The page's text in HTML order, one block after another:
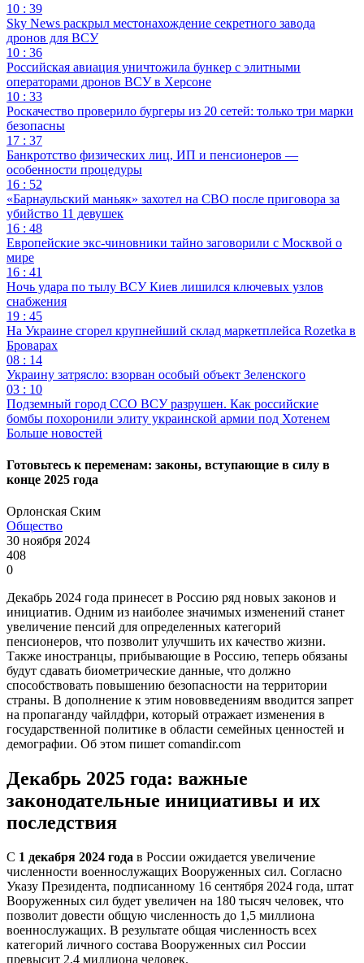
10 : 39
Sky News раскрыл местонахождение секретного завода
дронов для ВСУ
10 : 36
Российская авиация уничтожила бункер с элитными
операторами дронов ВСУ в Херсоне
10 : 33
Роскачество проверило бургеры из 20 сетей: только три марки
безопасны
17 : 37
Банкротство физических лиц, ИП и пенсионеров —
особенности процедуры
16 : 52
«Барнаульский маньяк» захотел на СВО после приговора за
убийство 11 девушек
16 : 48
Европейские экс-чиновники тайно заговорили с Москвой о
мире
16 : 41
Ночь удара по тылу ВСУ Киев лишился ключевых узлов
снабжения
19 : 45
На Украине сгорел крупнейший склад маркетплейса Rozetka в
Броварах
08 : 14
Украину затрясло: взорван особый объект Зеленского
03 : 10
Подземный город ССО ВСУ разрушен. Как российские
бомбы похоронили элиту украинской армии под Хотенем
Больше новостей
Готовьтесь к переменам: законы, вступающие в силу в
конце 2025 года
Орлонская Ским
Общество
30 ноября 2024
408
0
Декабрь 2024 года принесет в Россию ряд новых законов и
инициатив. Одним из наиболее значимых изменений станет
увеличение пенсий для определенных категорий
пенсионеров, что позволит улучшить их качество жизни.
Также иностранцы, прибывающие в Россию, теперь обязаны
будут сдавать биометрические данные, что должно
способствовать повышению безопасности на территории
страны. В дополнение к этим нововведениям вводится запрет
на пропаганду чайлдфри, который отражает изменения в
государственной политике в области семейных ценностей и
демографии. Об этом пишет comandir.com
Декабрь 2025 года: важные
законодательные инициативы и их
последствия
С 1 декабря 2024 года в России ожидается увеличение
численности военнослужащих Вооруженных сил. Согласно
Указу Президента, подписанному 16 сентября 2024 года, штат
Вооруженных сил будет увеличен на 180 тысяч человек, что
позволит довести общую численность до 1,5 миллиона
военнослужащих. В результате общая численность всех
категорий личного состава Вооруженных сил России
превысит 2,4 миллиона человек.